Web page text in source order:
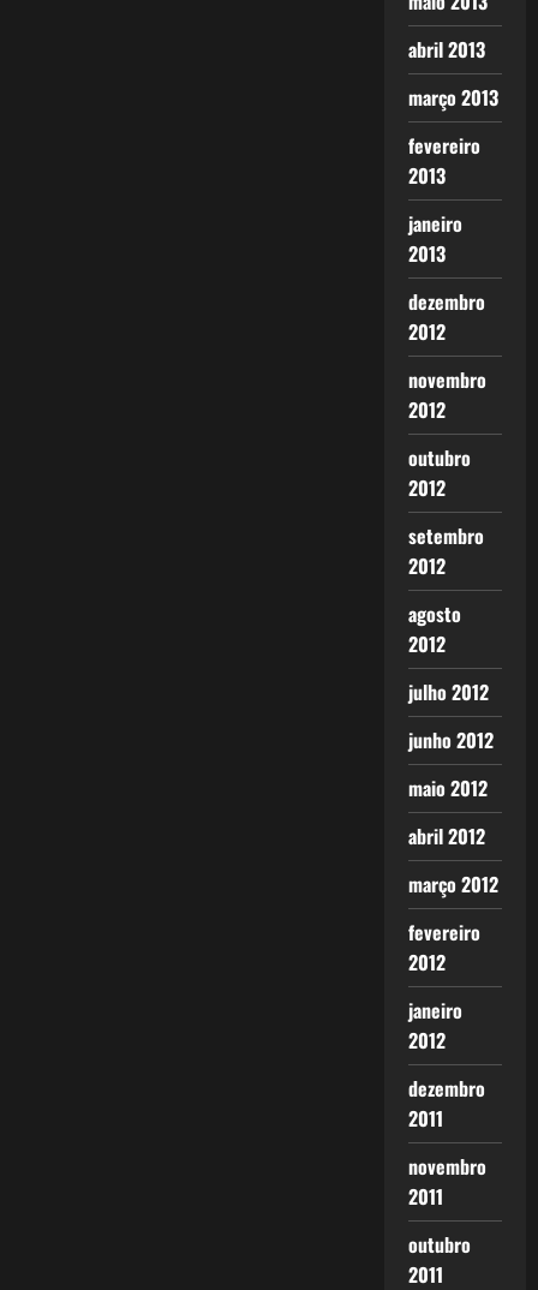
abril 2013
março 2013
fevereiro
2013
janeiro
2013
dezembro
2012
novembro
2012
outubro
2012
setembro
2012
agosto
2012
julho 2012
junho 2012
maio 2012
abril 2012
março 2012
fevereiro
2012
janeiro
2012
dezembro
2011
novembro
2011
outubro
2011